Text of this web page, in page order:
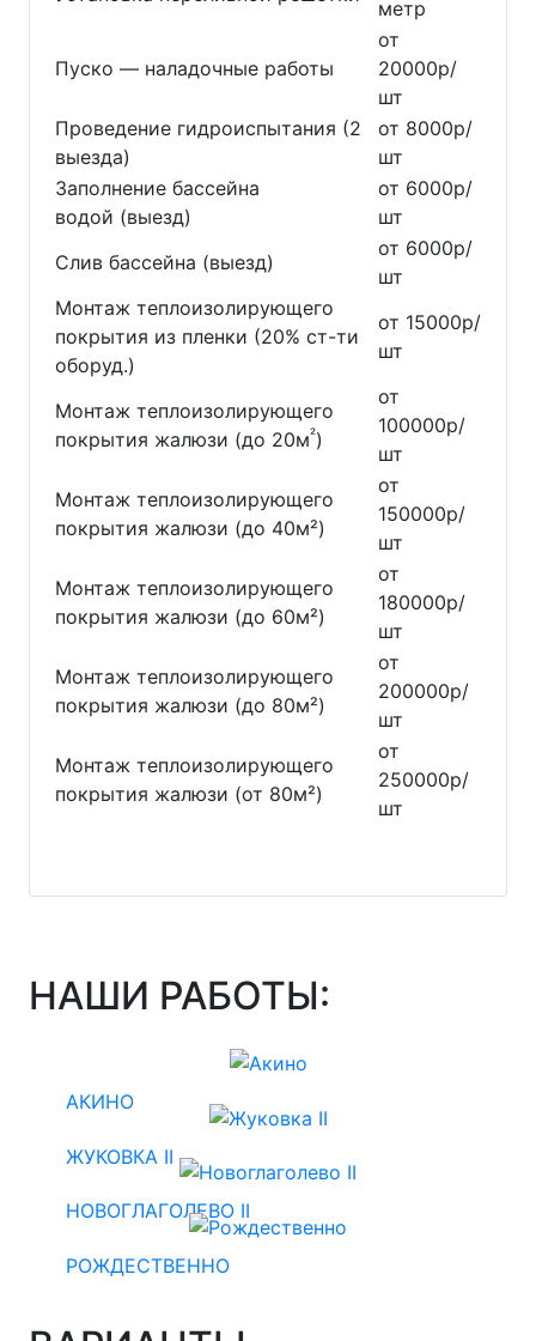
метр
Пуско — наладочные работы
от
20000р/
шт
Проведение гидроиспытания (2
выезда)
от 8000р/
шт
Заполнение бассейна
водой (выезд)
от 6000р/
шт
Слив бассейна (выезд)
от 6000р/
шт
Монтаж теплоизолирующего
покрытия из пленки (20% ст-ти
оборуд.)
от 15000р/
шт
Монтаж теплоизолирующего
покрытия жалюзи (до 20м²)
от
100000р/
шт
Монтаж теплоизолирующего
покрытия жалюзи (до 40м²)
от
150000р/
шт
Монтаж теплоизолирующего
покрытия жалюзи (до 60м²)
от
180000р/
шт
Монтаж теплоизолирующего
покрытия жалюзи (до 80м²)
от
200000р/
шт
Монтаж теплоизолирующего
покрытия жалюзи (от 80м²)
от
250000р/
шт
НАШИ РАБОТЫ:
АКИНО
ЖУКОВКА II
НОВОГЛАГОЛЕВО II
РОЖДЕСТВЕННО